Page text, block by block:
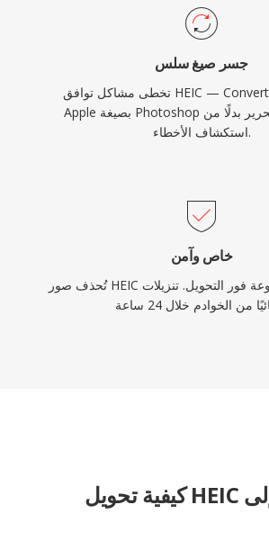
جسر صيغ سلس
تخطى مشاكل توافق HEIC — Convertio يربط صيغة
Apple بصيغة Photoshop لتركز على التحرير بدلًا من
استكشاف الأخطاء.
خاص وآمن
تُحذف صور HEIC المرفوعة فور التحويل. تنزيلات PSD تُزال